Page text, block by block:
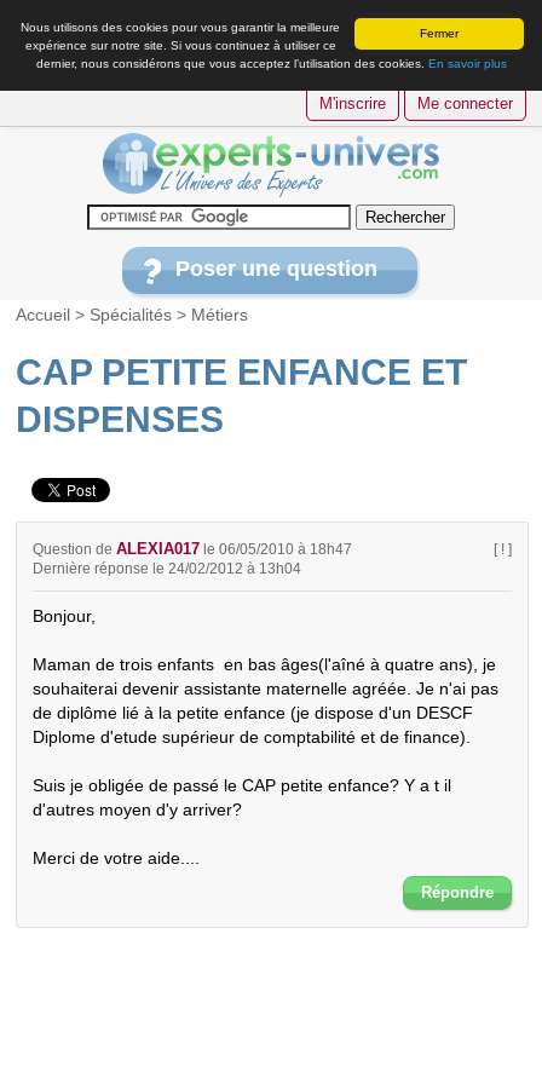
Fermer
Nous utilisons des cookies pour vous garantir la meilleure
expérience sur notre site. Si vous continuez à utiliser ce
dernier, nous considérons que vous acceptez l’utilisation des cookies. En savoir plus
M'inscrire Me connecter
Poser une question
Accueil > Spécialités > Métiers
CAP PETITE ENFANCE ET
DISPENSES
Question deALEXIA017 le 06/05/2010 à 18h47
Dernière réponse le 24/02/2012 à 13h04
[ ! ]
Bonjour,
Maman de trois enfants  en bas âges(l'aîné à quatre ans), je
souhaiterai devenir assistante maternelle agréée. Je n'ai pas
de diplôme lié à la petite enfance (je dispose d'un DESCF
Diplome d'etude supérieur de comptabilité et de finance).
Suis je obligée de passé le CAP petite enfance? Y a t il
d'autres moyen d'y arriver?
Merci de votre aide....
Répondre